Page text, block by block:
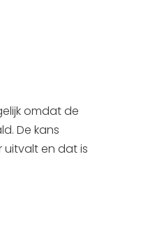
omdat de
De kans
en dat is